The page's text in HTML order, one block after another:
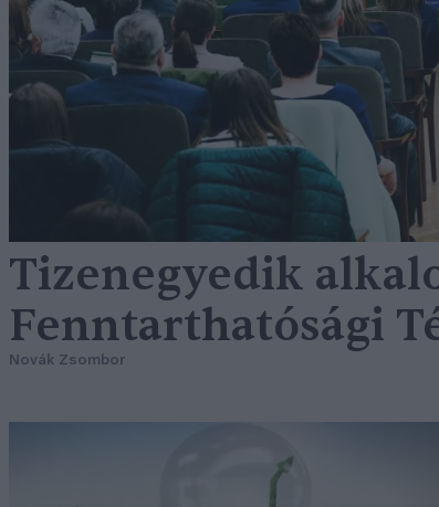
Tizenegyedik
Fenntarthatósági
Novák Zsombor